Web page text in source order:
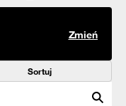
Zmień
Sortuj